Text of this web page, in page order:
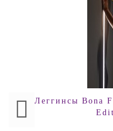
Леггинсы Bona